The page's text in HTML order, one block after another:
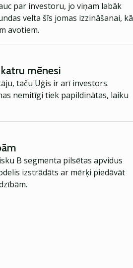
par investoru, jo viņam labāk
velta šīs jomas izzināšanai, kā
avotiem.
mēnesi
taču Uģis ir arī investors.
nemitīgi tiek papildinātas, laiku
B segmenta pilsētas apvidus
izstrādāts ar mērķi piedāvāt